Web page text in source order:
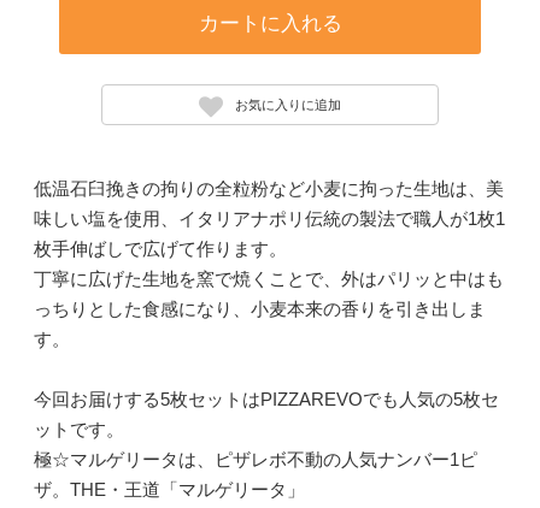
カートに入れる
お気に入りに追加
低温石臼挽きの拘りの全粒粉など小麦に拘った生地は、美
味しい塩を使用、イタリアナポリ伝統の製法で職人が1枚1
枚手伸ばしで広げて作ります。
丁寧に広げた生地を窯で焼くことで、外はパリッと中はも
っちりとした食感になり、小麦本来の香りを引き出しま
す。
今回お届けする5枚セットはPIZZAREVOでも人気の5枚セ
ットです。
極☆マルゲリータは、ピザレボ不動の人気ナンバー1ピ
ザ。THE・王道「マルゲリータ」